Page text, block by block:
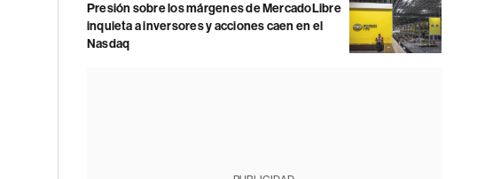
Presión sobre los márgenes de MercadoLibre
inquieta a inversores y acciones caen en el
Nasdaq